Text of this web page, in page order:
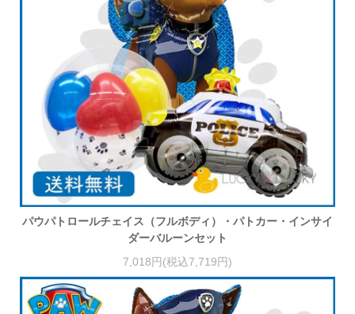
パウパトロールチェイス（フルボディ）・パトカー・インサイ
ダーバルーンセット
7,018円(税込7,719円)